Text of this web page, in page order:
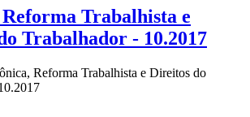
Reforma Trabalhista e
Trabalhador - 10.2017
Reforma Trabalhista e Direitos do